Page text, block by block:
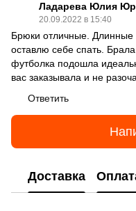
Ладарева Юлия
20.09.2022 в 15:40
Брюки отличные.
оставлю себе спать.
футболка подошла
вас заказывала и не
Ответить
Доставка